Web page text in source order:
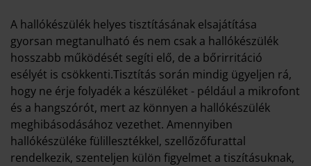
A hallókészülék helyes tisztításának elsajátítása
gyorsan megtanulható és nem csak a hallókészülék
hosszabb működését segíti elő, de a bőrirritáció
esélyét is csökkenti.Tisztítás során mindig ügyeljen rá,
hogy ne érje folyadék a készüléket - például a mikrofont
és a hangszórót, mert az könnyen a hallókészülék
meghibásodásához vezethet. Amennyiben
hallókészüléke fülillesztékkel, szellőzőfurattal
rendelkezik, szenteljen külön figyelmet a tiszításuknak,